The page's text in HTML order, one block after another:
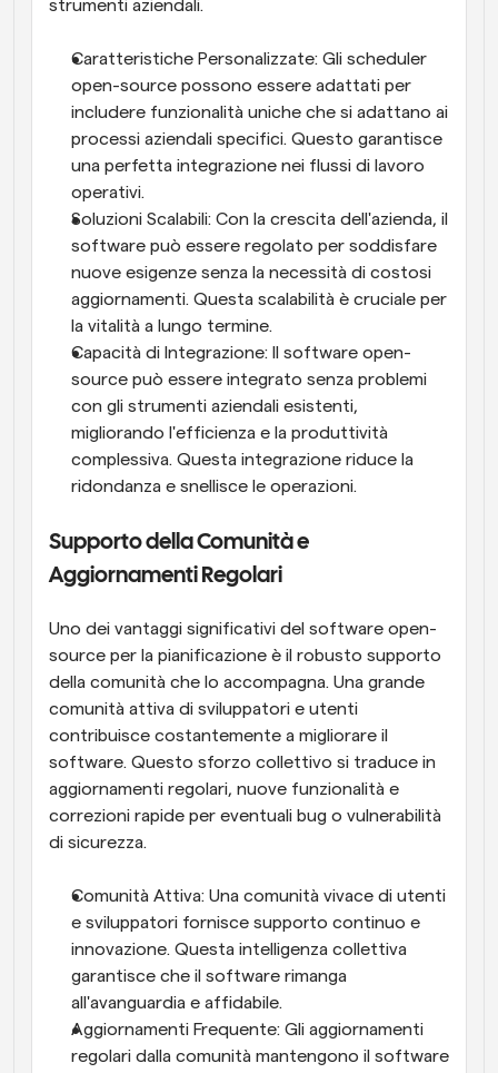
strumenti aziendali.
Caratteristiche Personalizzate: Gli scheduler
open-source possono essere adattati per
includere funzionalità uniche che si adattano ai
processi aziendali specifici. Questo garantisce
una perfetta integrazione nei flussi di lavoro
operativi.
Soluzioni Scalabili: Con la crescita dell'azienda, il
software può essere regolato per soddisfare
nuove esigenze senza la necessità di costosi
aggiornamenti. Questa scalabilità è cruciale per
la vitalità a lungo termine.
Capacità di Integrazione: Il software open-
source può essere integrato senza problemi
con gli strumenti aziendali esistenti,
migliorando l'efficienza e la produttività
complessiva. Questa integrazione riduce la
ridondanza e snellisce le operazioni.
Supporto della Comunità e
Aggiornamenti Regolari
Uno dei vantaggi significativi del software open-
source per la pianificazione è il robusto supporto
della comunità che lo accompagna. Una grande
comunità attiva di sviluppatori e utenti
contribuisce costantemente a migliorare il
software. Questo sforzo collettivo si traduce in
aggiornamenti regolari, nuove funzionalità e
correzioni rapide per eventuali bug o vulnerabilità
di sicurezza.
Comunità Attiva: Una comunità vivace di utenti
e sviluppatori fornisce supporto continuo e
innovazione. Questa intelligenza collettiva
garantisce che il software rimanga
all'avanguardia e affidabile.
Aggiornamenti Frequente: Gli aggiornamenti
regolari dalla comunità mantengono il software